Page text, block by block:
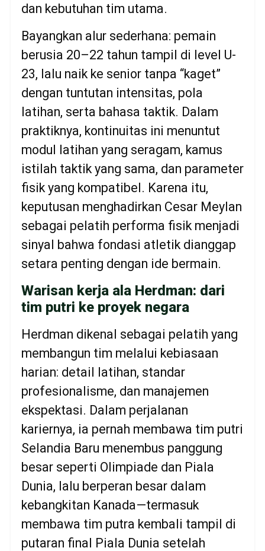
dan kebutuhan tim utama.
Bayangkan alur sederhana: pemain
berusia 20–22 tahun tampil di level U-
23, lalu naik ke senior tanpa “kaget”
dengan tuntutan intensitas, pola
latihan, serta bahasa taktik. Dalam
praktiknya, kontinuitas ini menuntut
modul latihan yang seragam, kamus
istilah taktik yang sama, dan parameter
fisik yang kompatibel. Karena itu,
keputusan menghadirkan Cesar Meylan
sebagai pelatih performa fisik menjadi
sinyal bahwa fondasi atletik dianggap
setara penting dengan ide bermain.
Warisan kerja ala Herdman: dari
tim putri ke proyek negara
Herdman dikenal sebagai pelatih yang
membangun tim melalui kebiasaan
harian: detail latihan, standar
profesionalisme, dan manajemen
ekspektasi. Dalam perjalanan
kariernya, ia pernah membawa tim putri
Selandia Baru menembus panggung
besar seperti Olimpiade dan Piala
Dunia, lalu berperan besar dalam
kebangkitan Kanada—termasuk
membawa tim putra kembali tampil di
putaran final Piala Dunia setelah